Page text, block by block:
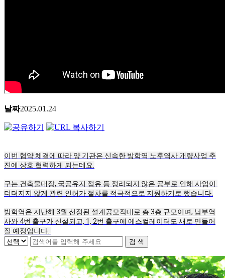
날짜2025.01.24
이번 협약 체결에 따라 양 기관은 신속한 방학역 노후역사 개량사업 추
진에 상호 협력하게 되는데요.
구는 건축물대장, 국공유지 점유 등 정리되지 않은 공부로 인해 사업이
더뎌지지 않게 관련 인허가 절차를 적극적으로 지원하기로 했습니다.
방학역은 지난해 3월 선정된 설계공모작대로 총 3층 규모이며, 남부역
사와 4번 출구가 신설되고, 1, 2번 출구에 에스컬레이터도 새로 만들어
질 예정입니다.